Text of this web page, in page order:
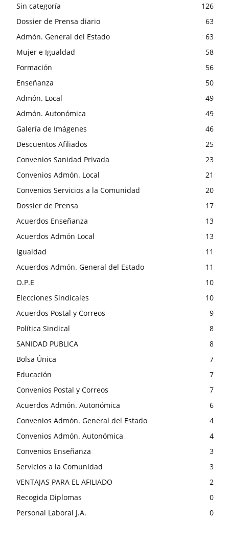
Sin categoría
126
Dossier de Prensa diario
63
Admón. General del Estado
63
Mujer e Igualdad
58
Formación
56
Enseñanza
50
Admón. Local
49
Admón. Autonómica
49
Galería de Imágenes
46
Descuentos Afiliados
25
Convenios Sanidad Privada
23
Convenios Admón. Local
21
Convenios Servicios a la Comunidad
20
Dossier de Prensa
17
Acuerdos Enseñanza
13
Acuerdos Admón Local
13
Igualdad
11
Acuerdos Admón. General del Estado
11
O.P.E
10
Elecciones Sindicales
10
Acuerdos Postal y Correos
9
Política Sindical
8
SANIDAD PUBLICA
8
Bolsa Única
7
Educación
7
Convenios Postal y Correos
7
Acuerdos Admón. Autonómica
6
Convenios Admón. General del Estado
4
Convenios Admón. Autonómica
4
Convenios Enseñanza
3
Servicios a la Comunidad
3
VENTAJAS PARA EL AFILIADO
2
Recogida Diplomas
0
Personal Laboral J.A.
0